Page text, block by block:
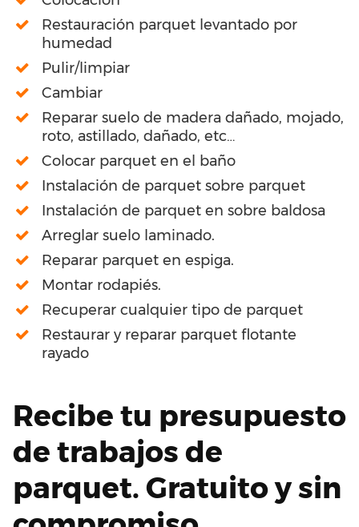
Restauración parquet levantado por
humedad
Pulir/limpiar
Cambiar
Reparar suelo de madera dañado, mojado,
roto, astillado, dañado, etc…
Colocar parquet en el baño
Instalación de parquet sobre parquet
Instalación de parquet en sobre baldosa
Arreglar suelo laminado.
Reparar parquet en espiga.
Montar rodapiés.
Recuperar cualquier tipo de parquet
Restaurar y reparar parquet flotante
rayado
Recibe tu presupuesto
de trabajos de
parquet. Gratuito y sin